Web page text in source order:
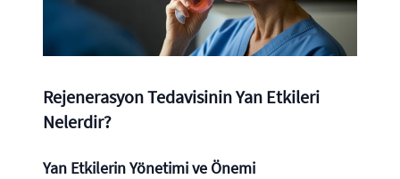
Rejenerasyon Tedavisinin Yan Etkileri
Nelerdir?
Yan Etkilerin Yönetimi ve Önemi